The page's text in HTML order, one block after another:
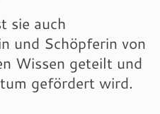
sie auch
und Schöpferin von
Wissen geteilt und
gefördert wird.